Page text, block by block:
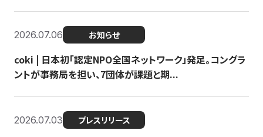
2026.07.06 お知らせ
coki | 日本初「認定NPO全国ネットワーク」発足。コングラ
ントが事務局を担い、7団体が課題と期...
2026.07.03 プレスリリース